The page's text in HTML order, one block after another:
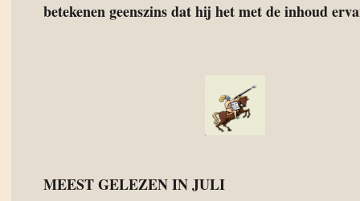
betekenen geenszins dat hij het met de inhoud
MEEST GELEZEN IN JULI